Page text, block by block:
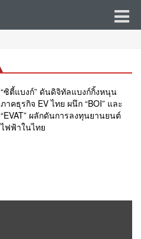
“ซิตี้แบงก์” ดันดิจิทัลแบงก์กิ้งหนุน
ภาคธุรกิจ EV ไทย ผนึก “BOI” และ
“EVAT” ผลักดันการลงทุนยานยนต์
ไฟฟ้าในไทย